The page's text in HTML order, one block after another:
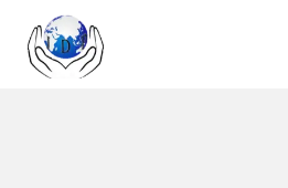
content